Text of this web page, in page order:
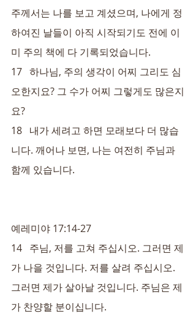
주께서는 나를 보고 계셨으며, 나에게 정
하여진 날들이 아직 시작되기도 전에 이
미 주의 책에 다 기록되었습니다.
17   하나님, 주의 생각이 어찌 그리도 심
오한지요? 그 수가 어찌 그렇게도 많은지
요?
18   내가 세려고 하면 모래보다 더 많습
니다. 깨어나 보면, 나는 여전히 주님과
함께 있습니다.
예레미야 17:14-27
14   주님, 저를 고쳐 주십시오. 그러면 제
가 나을 것입니다. 저를 살려 주십시오.
그러면 제가 살아날 것입니다. 주님은 제
가 찬양할 분이십니다.